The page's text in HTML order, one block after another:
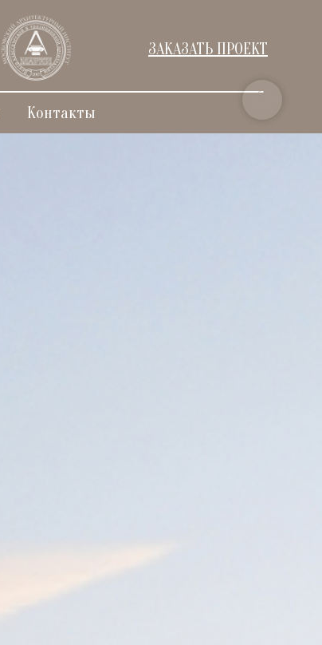
ЗАКАЗАТЬ ПРОЕКТ
Контакты